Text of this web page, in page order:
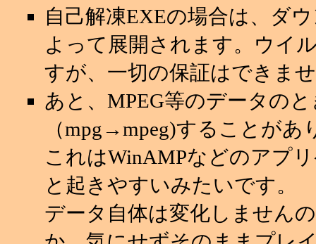
自己解凍EXEの場合は、ダ
よって展開されます。ウイ
すが、一切の保証はできま
あと、MPEG等のデータの
（mpg→mpeg)することがあ
これはWinAMPなどのアプ
と起きやすいみたいです。
データ自体は変化しません